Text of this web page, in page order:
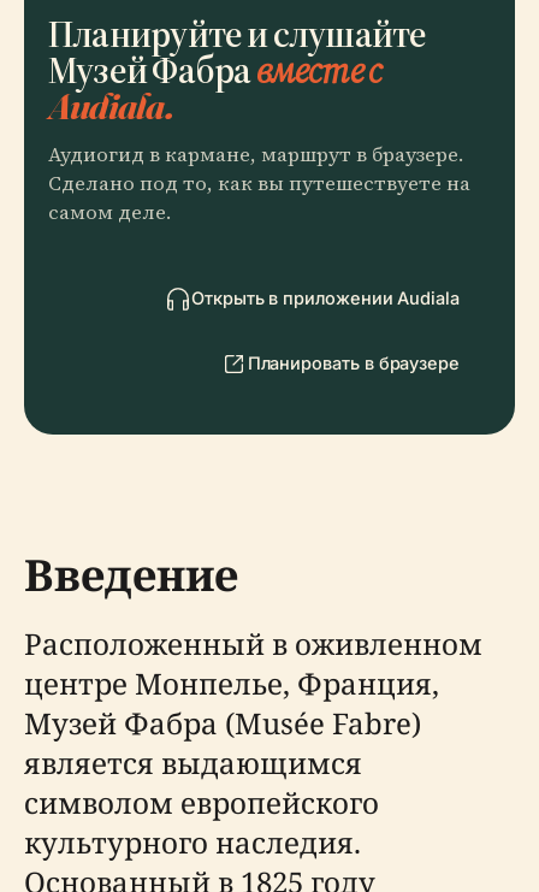
Планируйте и слушайте
Музей Фабравместе с
Audiala.
Аудиогид в кармане, маршрут в браузере.
Сделано под то, как вы путешествуете на
самом деле.
Открыть в приложении Audiala
Планировать в браузере
Введение
Расположенный в оживленном
центре Монпелье, Франция,
Музей Фабра (Musée Fabre)
является выдающимся
символом европейского
культурного наследия.
Основанный в 1825 году